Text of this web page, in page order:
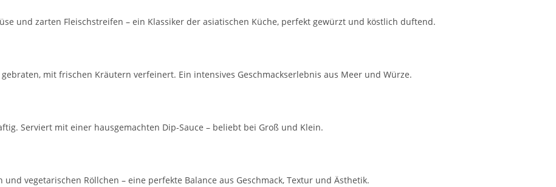
und zarten Fleischstreifen – ein Klassiker der asiatischen Küche, perfekt gewürzt und köstlich duftend.
mit frischen Kräutern verfeinert. Ein intensives Geschmackserlebnis aus Meer und Würze.
Serviert mit einer hausgemachten Dip-Sauce – beliebt bei Groß und Klein.
vegetarischen Röllchen – eine perfekte Balance aus Geschmack, Textur und Ästhetik.